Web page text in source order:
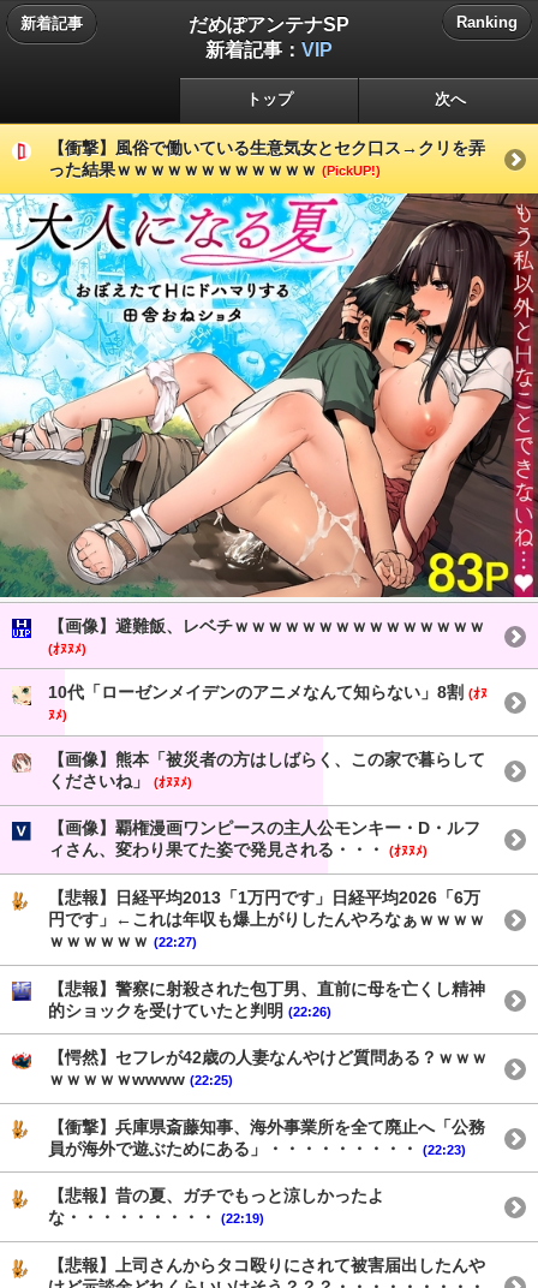
新着記事
だめぽアンテナSP
新着記事： VIP
Ranking
トップ 次へ
【衝撃】風俗で働いている生意気女とセク口ス→クリを弄
った結果ｗｗｗｗｗｗｗｗｗｗｗｗ (PickUP!)
【画像】避難飯、レベチｗｗｗｗｗｗｗｗｗｗｗｗｗｗｗ
(ｵﾇﾇﾒ)
10代「ローゼンメイデンのアニメなんて知らない」8割 (ｵﾇ
ﾇﾒ)
【画像】熊本「被災者の方はしばらく、この家で暮らして
くださいね」
(ｵﾇﾇﾒ)
【画像】覇権漫画ワンピースの主人公モンキー・D・ルフ
ィさん、変わり果てた姿で発見される・・・
(ｵﾇﾇﾒ)
【悲報】日経平均2013「1万円です」日経平均2026「6万
円です」←これは年収も爆上がりしたんやろなぁｗｗｗｗ
ｗｗｗｗｗｗ (22:27)
【悲報】警察に射殺された包丁男、直前に母を亡くし精神
的ショックを受けていたと判明 (22:26)
【愕然】セフレが42歳の人妻なんやけど質問ある？ｗｗｗ
ｗｗｗｗｗwwww (22:25)
【衝撃】兵庫県斎藤知事、海外事業所を全て廃止へ「公務
員が海外で遊ぶためにある」・・・・・・・・・
(22:23)
【悲報】昔の夏、ガチでもっと涼しかったよ
な・・・・・・・・・
(22:19)
【悲報】上司さんからタコ殴りにされて被害届出したんや